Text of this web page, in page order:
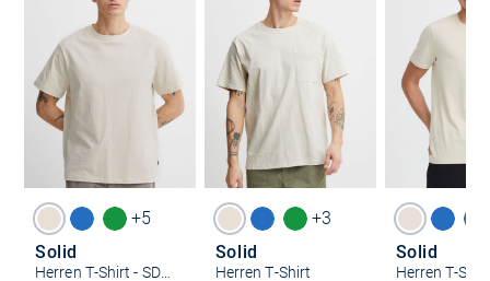
+5
Solid
Herren T-Shirt - SDCadel
+3
Solid
Herren T-Shirt
Solid